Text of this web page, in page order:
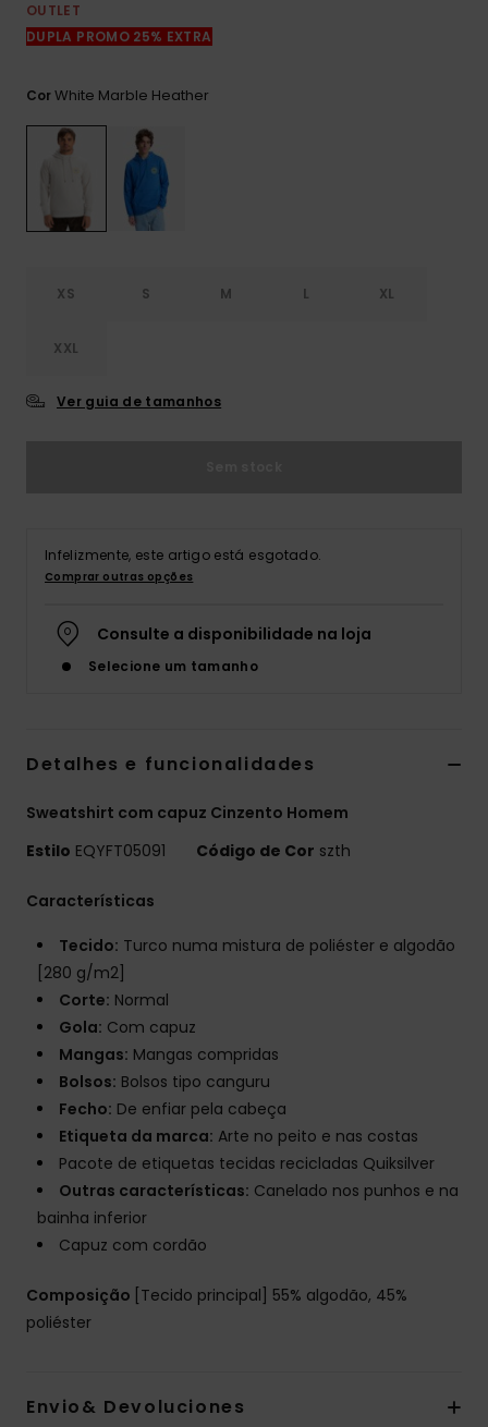
formulário de
contacto.
Consultar
OUTLET
DUPLA PROMO 25% EXTRA
CorWhite Marble Heather
XS S M L XL
XXL
Ver guia de tamanhos
Infelizmente, este artigo está esgotado.
Comprar outras opções
Consulte a disponibilidade na loja
Selecione um tamanho
Detalhes e funcionalidades
Sweatshirt com capuz Cinzento Homem
Estilo EQYFT05091 Código de Cor szth
Características
Tecido: Turco numa mistura de poliéster e algodão
[280 g/m2]
Corte: Normal
Gola: Com capuz
Mangas: Mangas compridas
Bolsos: Bolsos tipo canguru
Fecho: De enfiar pela cabeça
Etiqueta da marca: Arte no peito e nas costas
Pacote de etiquetas tecidas recicladas Quiksilver
Outras características: Canelado nos punhos e na
bainha inferior
Capuz com cordão
Composição [Tecido principal] 55% algodão, 45%
poliéster
Envio& Devoluciones